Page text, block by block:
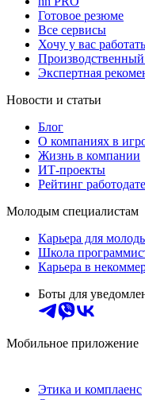
Готовое резюме
Все сервисы
Хочу у вас работать
Производственный
Экспертная
Новости и статьи
Блог
О компаниях в
Жизнь в компании
ИТ-проекты
Рейтинг
Молодым специалистам
Карьера для
Школа
Карьера в
Боты для
Мобильное приложение
Этика и комплаенс